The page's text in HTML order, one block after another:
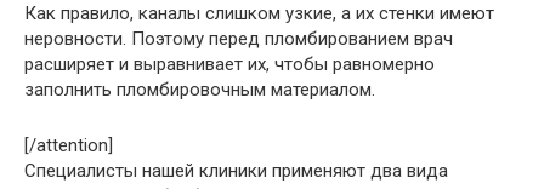
Как правило, каналы слишком узкие, а их стенки имеют
неровности. Поэтому перед пломбированием врач
расширяет и выравнивает их, чтобы равномерно
заполнить пломбировочным материалом.
[/attention]
Специалисты нашей клиники применяют два вида